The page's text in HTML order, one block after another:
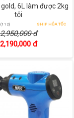
6L làm được 2kg
tỏi
(112) SHIP HỎA TỐC
2,950,000 đ
2,190,000 đ